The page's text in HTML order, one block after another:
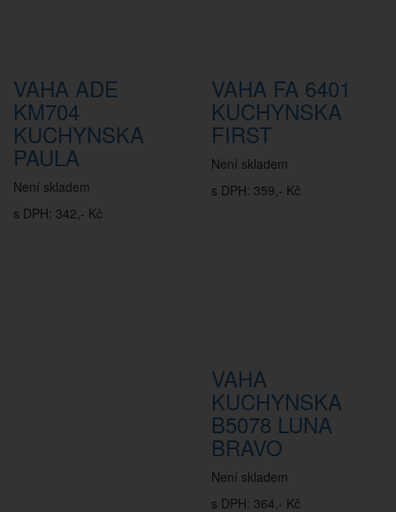
VAHA ADE
KM704
KUCHYNSKA
PAULA
Není skladem
s DPH: 342,- Kč
VAHA FA 6401
KUCHYNSKA
FIRST
Není skladem
s DPH: 359,- Kč
VAHA
KUCHYNSKA
B5078 LUNA
BRAVO
Není skladem
s DPH: 364,- Kč